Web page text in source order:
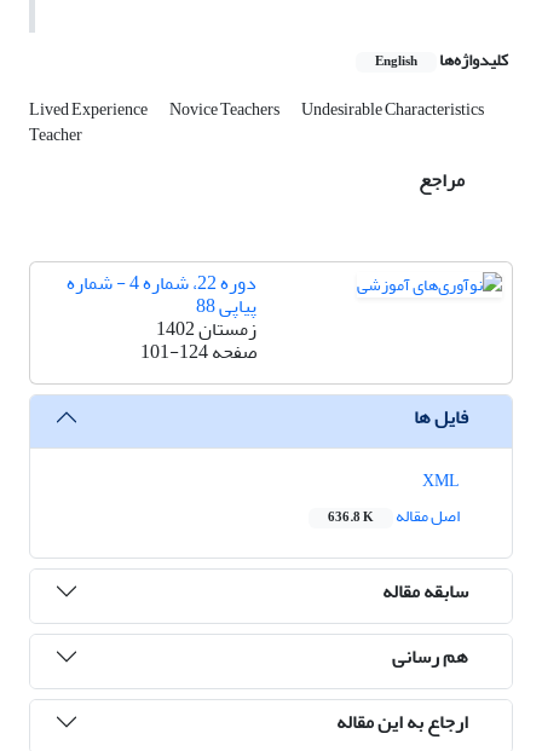
کلیدواژه‌ها English
Lived Experience Novice Teachers Undesirable Characteristics
Teacher
مراجع
دوره 22، شماره 4 - شماره
پیاپی 88
زمستان 1402
صفحه101-124
فایل ها
اصل مقاله
636.8 K
سابقه مقاله
هم رسانی
ارجاع به این مقاله